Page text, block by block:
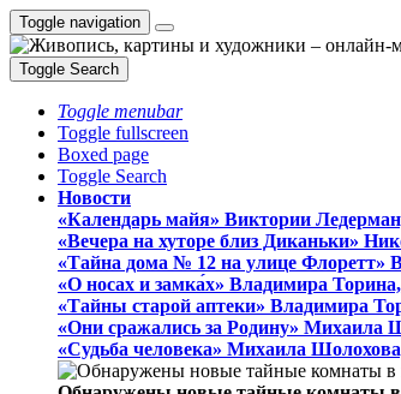
Toggle navigation
Toggle Search
Toggle menubar
Toggle fullscreen
Boxed page
Toggle Search
Новости
«Календарь майя» Виктории
«Вечера на хуторе близ Диканьки»
«Тайна дома № 12 на улице Флоретт»
«О носах и замка́х» Владимира
«Тайны старой аптеки» Владимира
«Они сражались за Родину» Михаила
«Судьба человека» Михаила